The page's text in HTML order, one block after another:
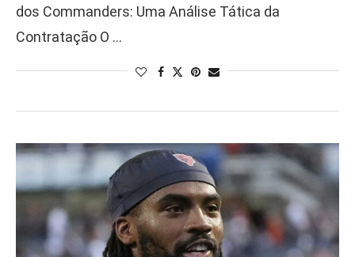
dos Commanders: Uma Análise Tática da
Contratação O …